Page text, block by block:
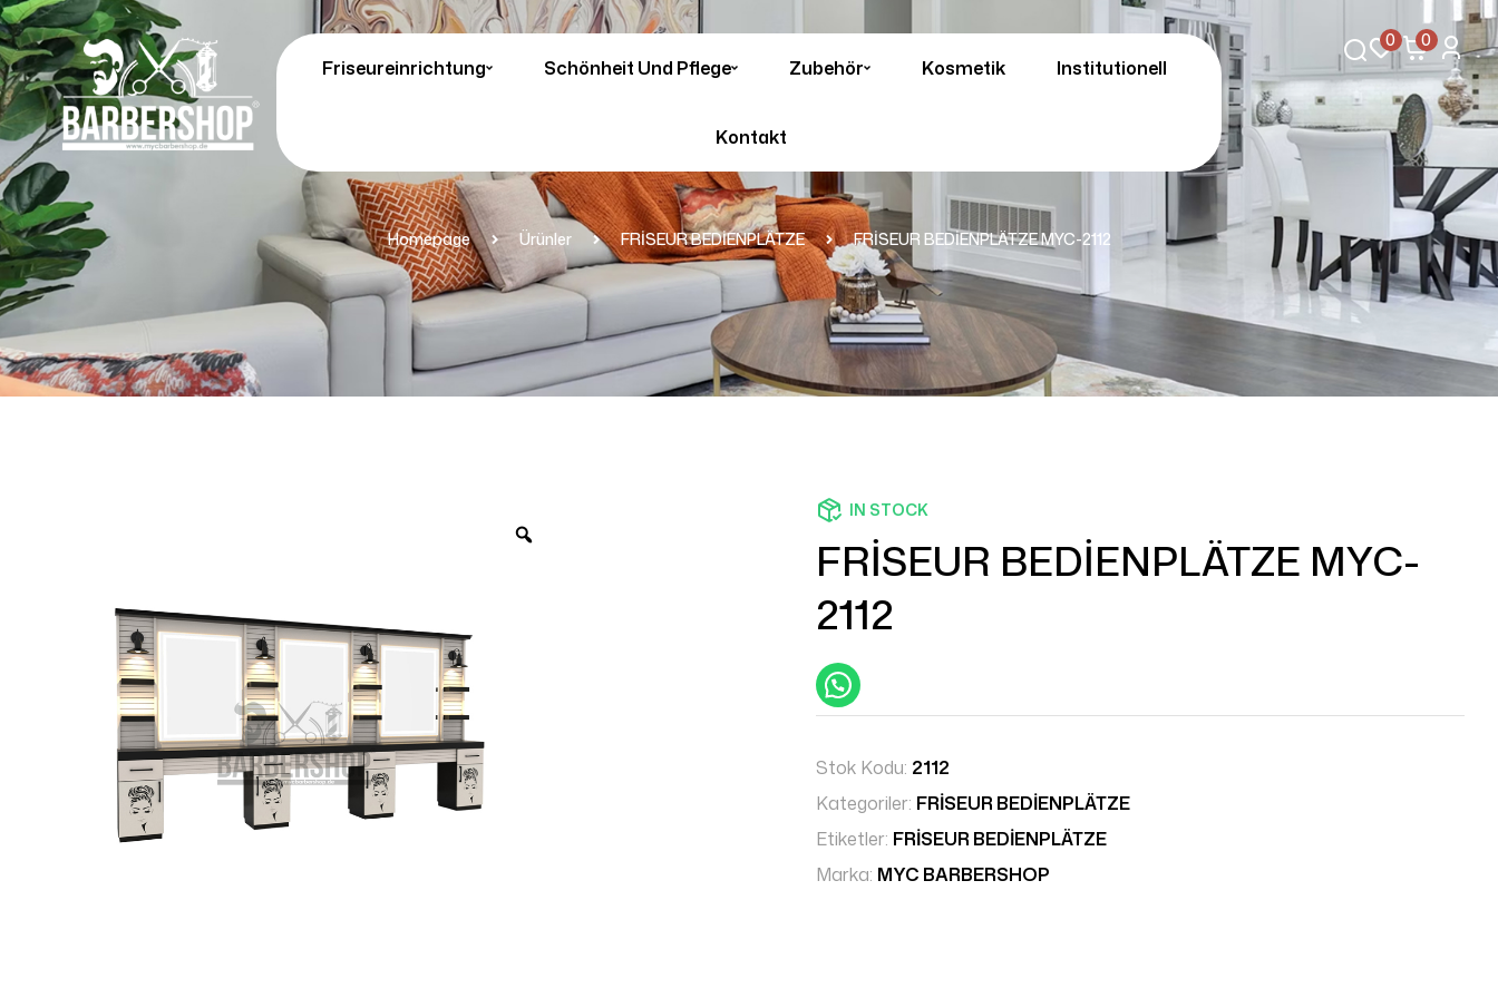
Friseureinrichtung Schönheit Und Pflege Zubehör Kosmetik Institutionell
Kontakt
0 0
Homepage Ürünler FRİSEUR BEDİENPLÄTZE FRİSEUR BEDİENPLÄTZE MYC-2112
IN STOCK
FRİSEUR BEDİENPLÄTZE MYC-
2112
Stok Kodu: 2112
Kategoriler: FRİSEUR BEDİENPLÄTZE
Etiketler: FRİSEUR BEDİENPLÄTZE
Marka: MYC BARBERSHOP